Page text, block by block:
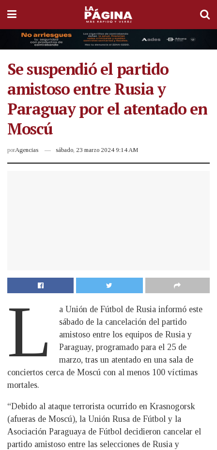
Se suspendió el partido
amistoso entre Rusia y
Paraguay por el atentado en
Moscú
porAgencias sábado, 23 marzo 2024 9:14 AM
L
a Unión de Fútbol de Rusia informó este
sábado de la cancelación del partido
amistoso entre los equipos de Rusia y
Paraguay, programado para el 25 de
marzo, tras un atentado en una sala de
conciertos cerca de Moscú con al menos 100 víctimas
mortales.
“Debido al ataque terrorista ocurrido en Krasnogorsk
(afueras de Moscú), la Unión Rusa de Fútbol y la
Asociación Paraguaya de Fútbol decidieron cancelar el
partido amistoso entre las selecciones de Rusia y